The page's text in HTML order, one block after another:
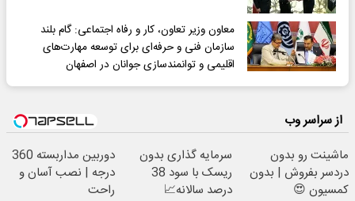
معاون وزیر تعاون، کار و رفاه اجتماعی: ​گام بلند
سازمان فنی و حرفه‌ای برای توسعه مهارت‌های
اقلیمی و توانمندسازی جوانان در اصفهان
از سراسر وب
ماشینت رو بدون
دردسر بفروش | بدون
کمسیون 😍
سرمایه گذاری بدون
ریسک با سود 38
درصد سالانه📈
دوربین مداربسته 360
درجه | نصب آسان و
راحت